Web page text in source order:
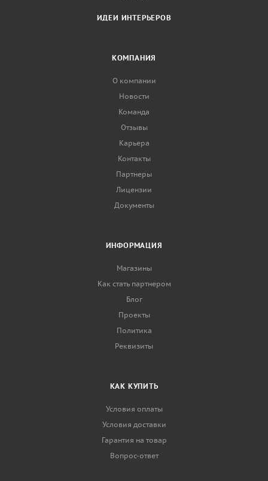
ИДЕИ ИНТЕРЬЕРОВ
КОМПАНИЯ
О компании
Новости
Команда
Отзывы
Карьера
Контакты
Партнеры
Лицензии
Документы
ИНФОРМАЦИЯ
Магазины
Как стать партнером
Блог
Проекты
Политика
Реквизиты
КАК КУПИТЬ
Условия оплаты
Условия доставки
Гарантия на товар
Вопрос-ответ